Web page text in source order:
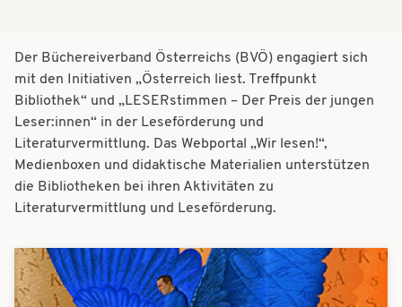
u
v
i
g
a
t
i
o
n
v
i
g
a
t
i
n
Der Büchereiverband Österreichs (BVÖ) engagiert sich
mit den Initiativen „Österreich liest. Treffpunkt
Bibliothek“ und „LESERstimmen – Der Preis der jungen
Leser:innen“ in der Leseförderung und
Literaturvermittlung. Das Webportal „Wir lesen!“,
Medienboxen und didaktische Materialien unterstützen
die Bibliotheken bei ihren Aktivitäten zu
Literaturvermittlung und Leseförderung.
Bilder